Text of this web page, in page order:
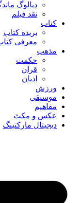
دیالوگ
نقد فیلم
کتاب
بریده کتاب
معرفی
مذهب
حکمت
قرآن
ادیان
ورزش
موسیقی
مفاهیم
عکس و مکث
دیجیتال مارکتینگ